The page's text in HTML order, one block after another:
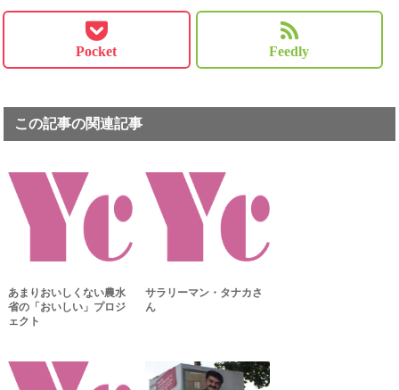
Pocket Feedly
この記事の関連記事
あまりおいしくない農水
省の「おいしい」プロジ
ェクト
サラリーマン・タナカさ
ん